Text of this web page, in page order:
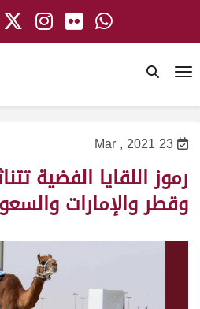
23 Mar , 2021
رموز اللقايا الفضية
وقطر والإمارات